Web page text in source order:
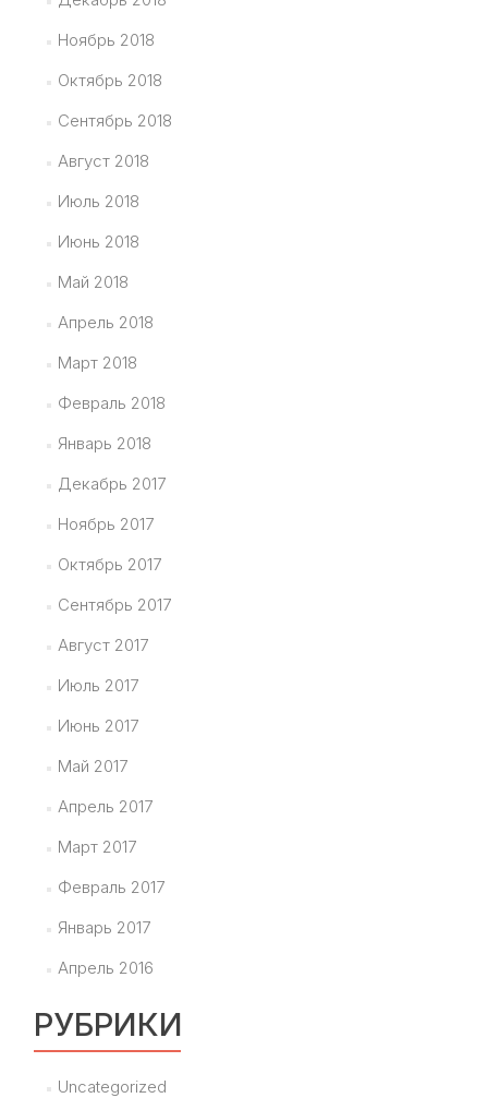
Ноябрь 2018
Октябрь 2018
Сентябрь 2018
Август 2018
Июль 2018
Июнь 2018
Май 2018
Апрель 2018
Март 2018
Февраль 2018
Январь 2018
Декабрь 2017
Ноябрь 2017
Октябрь 2017
Сентябрь 2017
Август 2017
Июль 2017
Июнь 2017
Май 2017
Апрель 2017
Март 2017
Февраль 2017
Январь 2017
Апрель 2016
РУБРИКИ
Uncategorized